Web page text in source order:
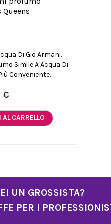
Di Gio Armani.
Simile A Acqua Di
Conveniente.
€
CARRELLO
UN GROSSISTA?
PER I